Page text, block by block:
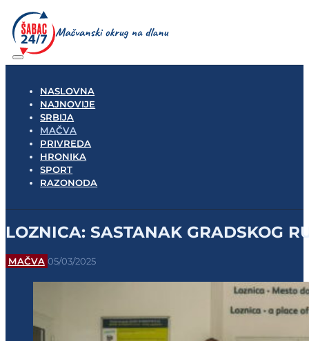
NASLOVNA
NAJNOVIJE
SRBIJA
MAČVA
PRIVREDA
HRONIKA
SPORT
RAZONODA
LOZNICA: SASTANAK GRADSKOG
MAČVA 05/03/2025